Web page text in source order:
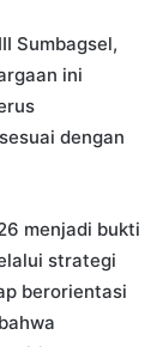
Sumbagsel,
ini
dengan
menjadi bukti
strategi
berorientasi